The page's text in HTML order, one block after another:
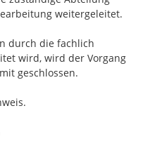
weitergeleitet.
durch die fachlich
wird, wird der Vorgang
geschlossen.